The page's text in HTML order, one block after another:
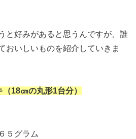
と好みがあると思うんですが、誰
おいしいものを紹介していきま
18㎝の丸形1台分）
グラム